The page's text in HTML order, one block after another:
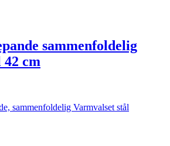
sammenfoldelig
cm